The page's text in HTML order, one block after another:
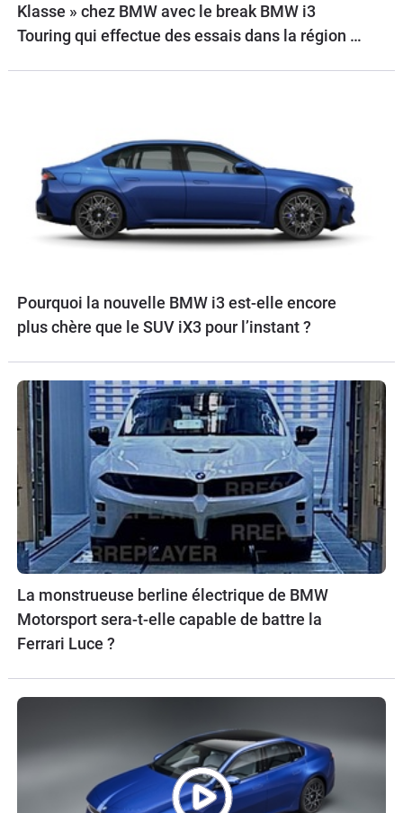
Klasse » chez BMW avec le break BMW i3
Touring qui effectue des essais dans la région de
Pourquoi la nouvelle BMW i3 est-elle encore
plus chère que le SUV iX3 pour l’instant ?
La monstrueuse berline électrique de BMW
Motorsport sera-t-elle capable de battre la
Ferrari Luce ?